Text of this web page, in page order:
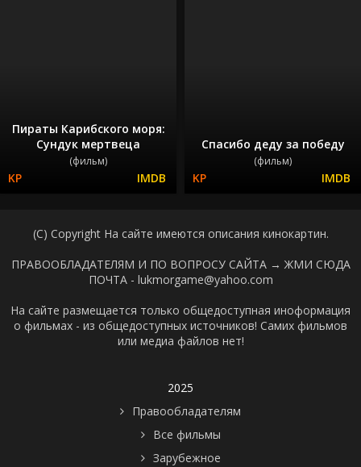
Пираты Карибского моря:
Сундук мертвеца
(фильм)
Спасибо деду за победу
(фильм)
(C) Copyright На сайте имеются описания кинокартин.
ПРАВООБЛАДАТЕЛЯМ И ПО ВОПРОСУ САЙТА → ЖМИ СЮДА
ПОЧТА - lukmorgame@yahoo.com
На сайте размещается только общедоступная иноформация
о фильмах - из общедоступных источников! Самих фильмов
или медиа файлов нет!
2025
Правообладателям
Все фильмы
Зарубежное